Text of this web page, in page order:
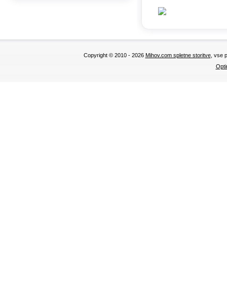
Copyright © 2010 - 2026 Mihov.com spletne storitve, vse